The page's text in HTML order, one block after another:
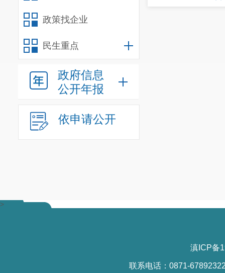
政策找企业
民生重点
政府信息
公开年报
依申请公开
>
滇ICP备
联系电话：0871-